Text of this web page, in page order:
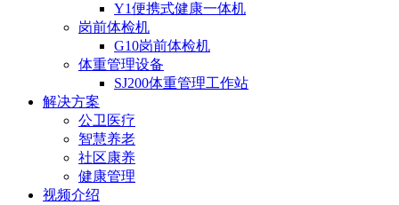
Y1便携式健康一体机
岗前体检机
G10岗前体检机
体重管理设备
SJ200体重管理工作站
解决方案
公卫医疗
智慧养老
社区康养
健康管理
视频介绍